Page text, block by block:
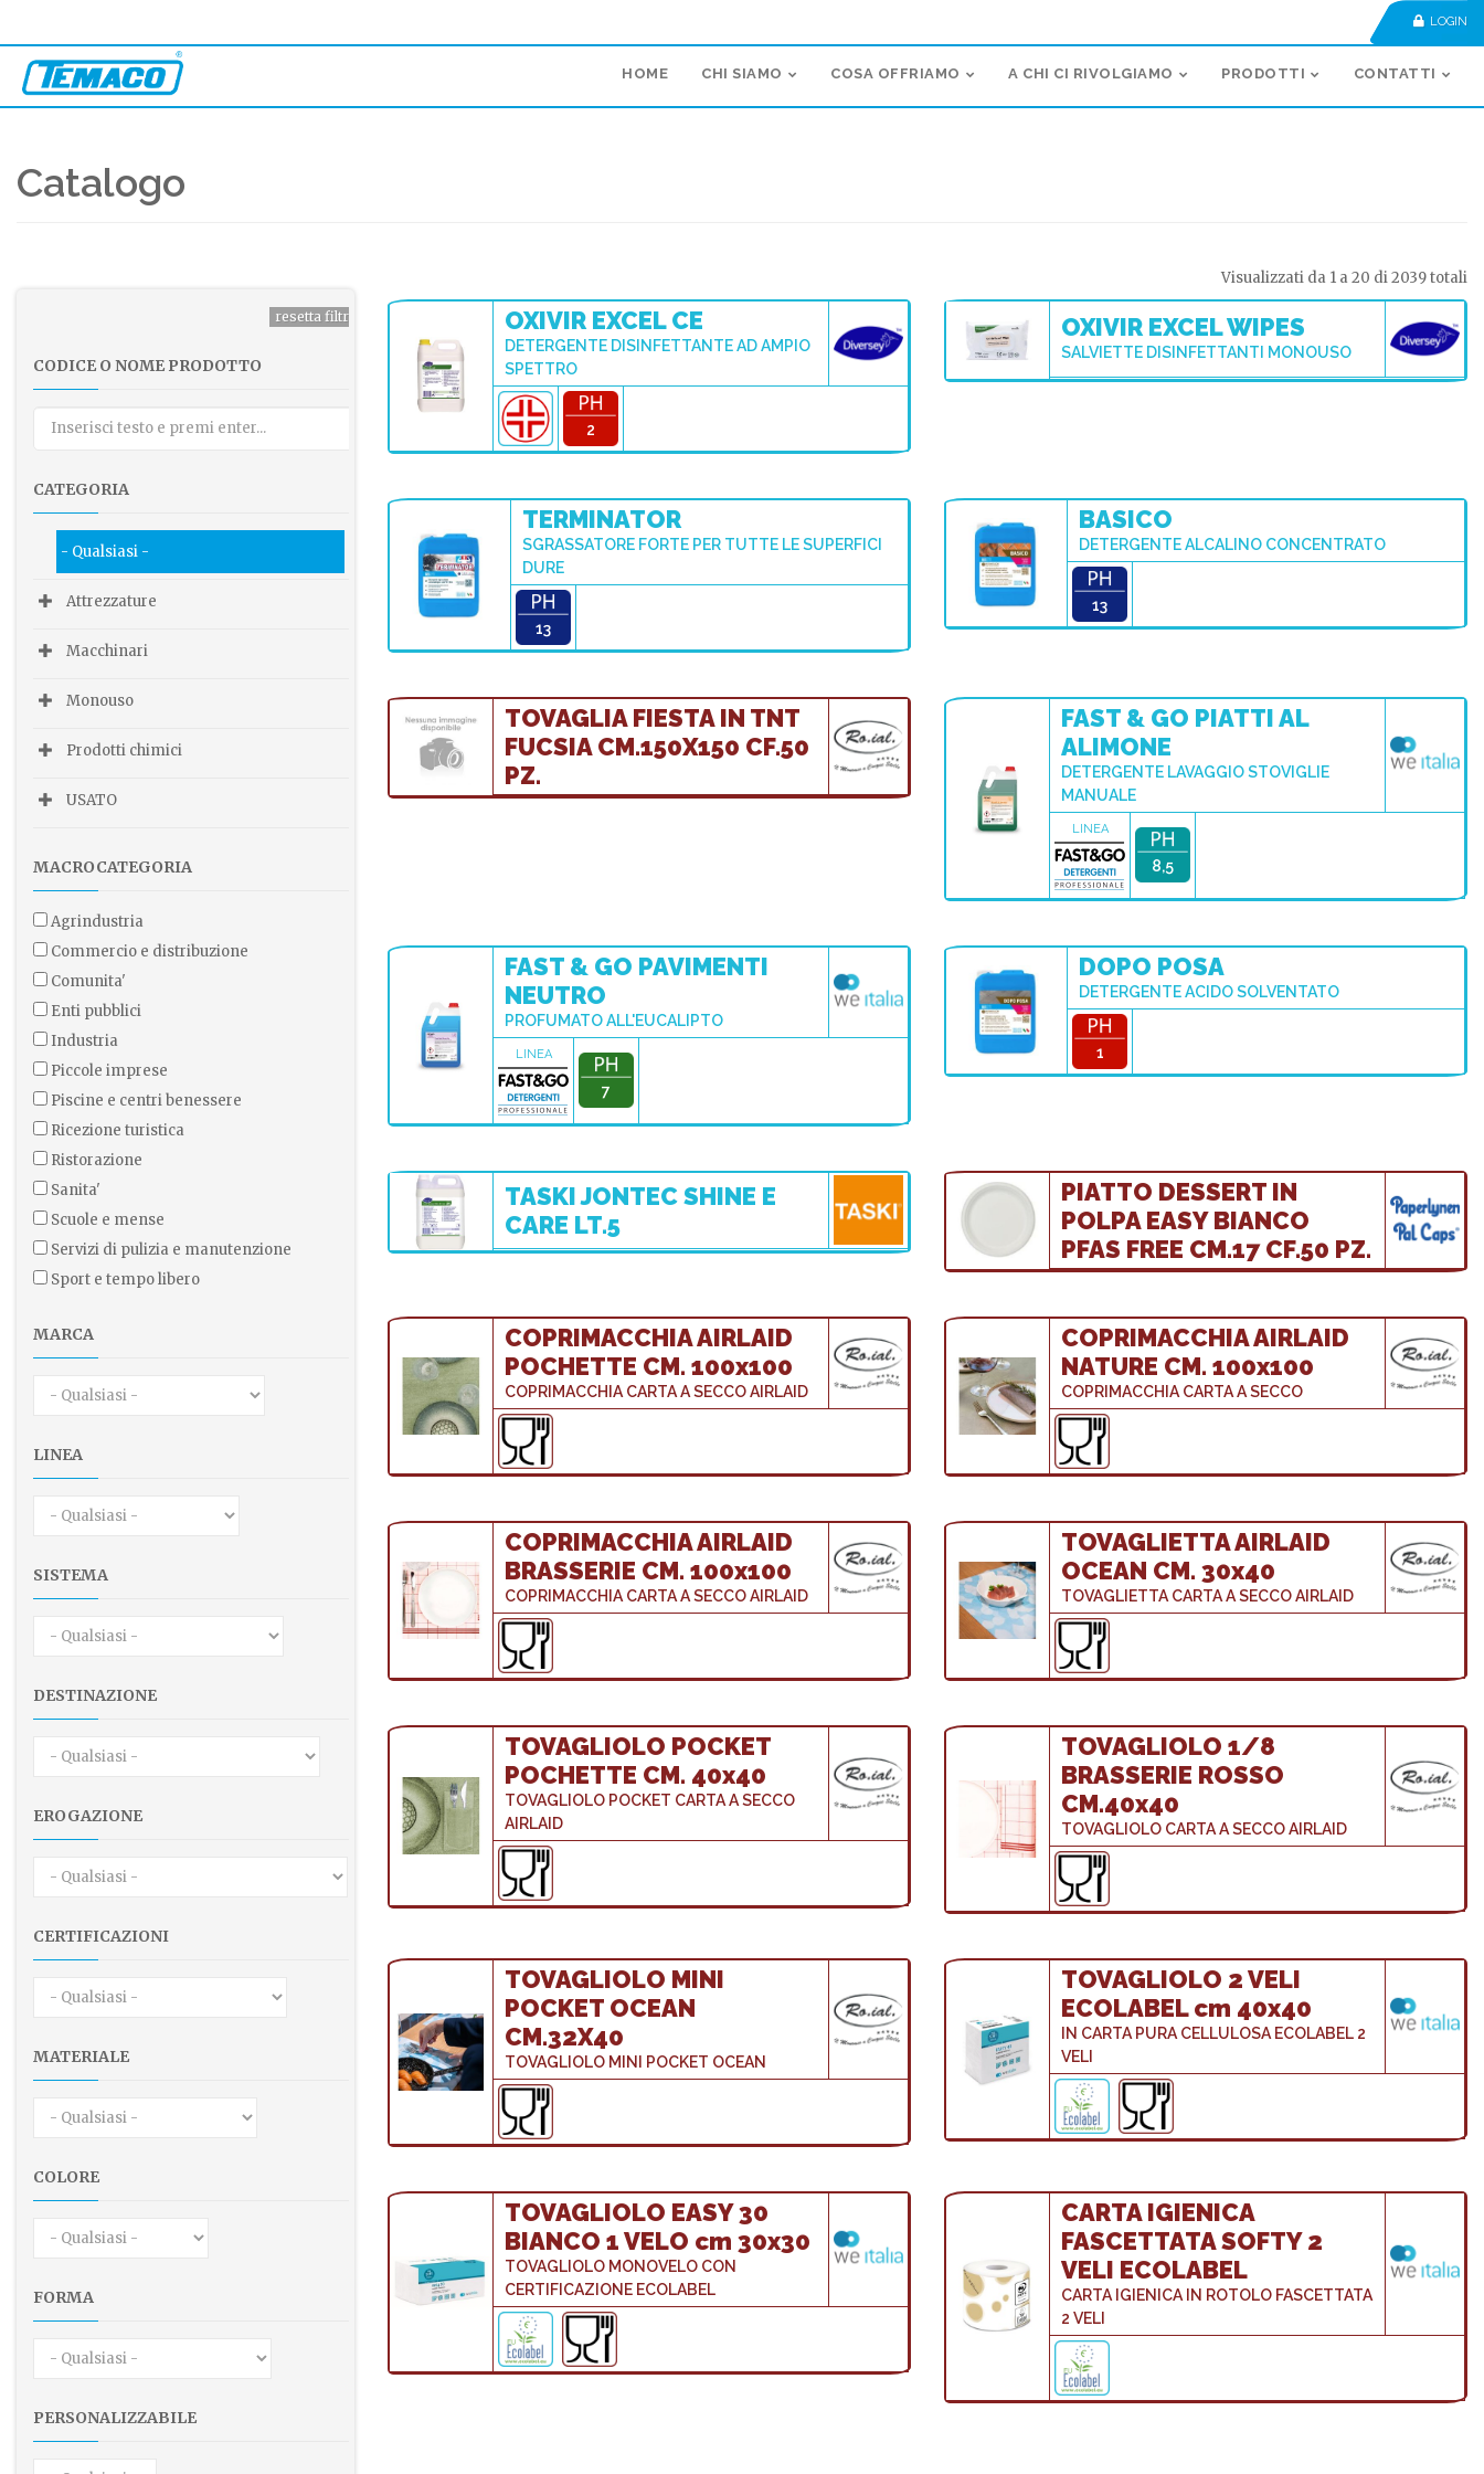
LOGIN
HOME CHI SIAMO COSA OFFRIAMO A CHI CI RIVOLGIAMO PRODOTTI CONTATTI
Catalogo
CODICE O NOME PRODOTTO
CATEGORIA
- Qualsiasi -
Attrezzature
Macchinari
Monouso
Prodotti chimici
USATO
MACROCATEGORIA
agrindustria
commercio e distribuzione
comunita'
enti pubblici
industria
piccole imprese
piscine e centri benessere
ricezione turistica
ristorazione
sanita'
scuole e mense
servizi di pulizia e manutenzione
sport e tempo libero
MARCA
LINEA
SISTEMA
DESTINAZIONE
EROGAZIONE
CERTIFICAZIONI
MATERIALE
COLORE
FORMA
PERSONALIZZABILE
Visualizzati da 1 a 20 di 2039 totali
OXIVIR EXCEL CE
DETERGENTE DISINFETTANTE AD AMPIO
SPETTRO
2
OXIVIR EXCEL WIPES
SALVIETTE DISINFETTANTI MONOUSO
TERMINATOR
SGRASSATORE FORTE PER TUTTE LE SUPERFICI
DURE
13
BASICO
DETERGENTE ALCALINO CONCENTRATO
13
TOVAGLIA FIESTA IN TNT
FUCSIA CM.150X150 CF.50
PZ.
FAST & GO PIATTI AL
ALIMONE
DETERGENTE LAVAGGIO STOVIGLIE
MANUALE
LINEA
8,5
FAST & GO PAVIMENTI
NEUTRO
PROFUMATO ALL'EUCALIPTO
LINEA
7
DOPO POSA
DETERGENTE ACIDO SOLVENTATO
1
TASKI JONTEC SHINE E
CARE LT.5
PIATTO DESSERT IN
POLPA EASY BIANCO
PFAS FREE CM.17 CF.50 PZ.
COPRIMACCHIA AIRLAID
POCHETTE CM. 100x100
COPRIMACCHIA CARTA A SECCO AIRLAID
COPRIMACCHIA AIRLAID
NATURE CM. 100x100
COPRIMACCHIA CARTA A SECCO
COPRIMACCHIA AIRLAID
BRASSERIE CM. 100x100
COPRIMACCHIA CARTA A SECCO AIRLAID
TOVAGLIETTA AIRLAID
OCEAN CM. 30x40
TOVAGLIETTA CARTA A SECCO AIRLAID
TOVAGLIOLO POCKET
POCHETTE CM. 40x40
TOVAGLIOLO POCKET CARTA A SECCO
AIRLAID
TOVAGLIOLO 1/8
BRASSERIE ROSSO
CM.40x40
TOVAGLIOLO CARTA A SECCO AIRLAID
TOVAGLIOLO MINI
POCKET OCEAN
CM.32X40
TOVAGLIOLO MINI POCKET OCEAN
TOVAGLIOLO 2 VELI
ECOLABEL cm 40x40
IN CARTA PURA CELLULOSA ECOLABEL 2
VELI
TOVAGLIOLO EASY 30
BIANCO 1 VELO cm 30x30
TOVAGLIOLO MONOVELO CON
CERTIFICAZIONE ECOLABEL
CARTA IGIENICA
FASCETTATA SOFTY 2
VELI ECOLABEL
CARTA IGIENICA IN ROTOLO FASCETTATA
2 VELI